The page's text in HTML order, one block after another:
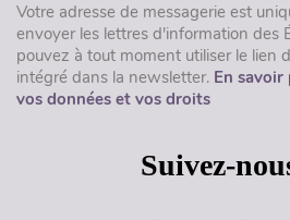
Votre adresse de messagerie est
envoyer les lettres d'information des
pouvez à tout moment utiliser le lien
intégré dans la newsletter. En
vos données et vos droits
Suivez-